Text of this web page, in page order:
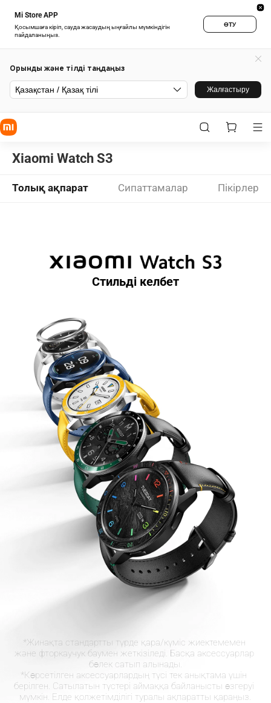
Mi Store APP
Қосымшаға кіріп, сауда жасаудың ыңғайлы мүмкіндігін
пайдаланыңыз.
ӨТУ
Орынды және тілді таңдаңыз
Қазақстан / Қазақ тілі Жалғастыру
Xiaomi Watch S3
Толық ақпарат Сипаттамалар Пікірлер
Стильді келбет
*Жинақта стандартты түрде қара/күміс жиектемемен
және фторкаучук баумен жеткізіледі. Басқа аксессуарлар
бөлек сатып алынады.
*Көрсетілген аксессуарлардың түсі тек анықтама үшін
берілген. Сатылатын түстері аймаққа байланысты өзгеруі
мүмкін. Елде қолжетімділігі туралы ақпаратты қараңыз.